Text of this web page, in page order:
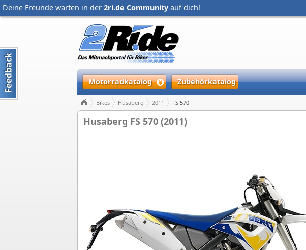
Deine Freunde warten in der 2ri.de Community auf dich!
Motorradkatalog Zubehörkatalog
Bikes Husaberg 2011 FS 570
Husaberg FS 570 (2011)